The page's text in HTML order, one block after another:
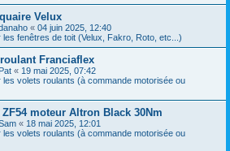
Velux
« 04 juin 2025, 12:40
les fenêtres de toit (Velux, Fakro, Roto, etc...)
Franciaflex
Pat « 19 mai 2025, 07:42
les volets roulants (à commande motorisée ou
moteur Altron Black 30Nm
« 18 mai 2025, 12:01
les volets roulants (à commande motorisée ou